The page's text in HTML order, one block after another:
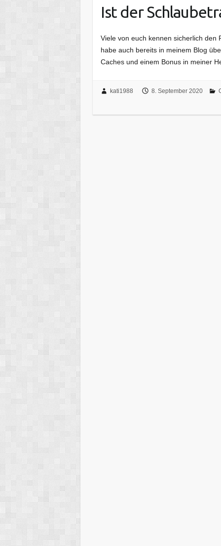
Ist der
Viele von euch kennen sicherlich den
habe auch bereits in meinem Blog
Caches und einem Bonus in meiner
kati1988 8. September 2020